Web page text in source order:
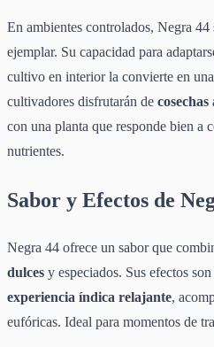
En ambientes controlados, Negra 44
ejemplar. Su capacidad para
cultivo en interior la convierte en
cultivadores disfrutarán de
con una planta que responde bien a
nutrientes.
Sabor y Efectos de
Negra 44 ofrece un sabor que
dulces y especiados. Sus efectos
experiencia índica relajante,
eufóricas. Ideal para momentos de